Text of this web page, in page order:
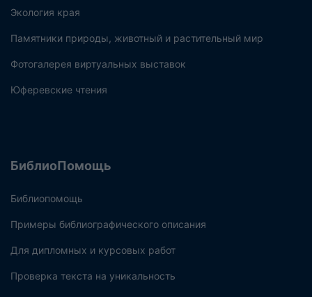
Экология края
Памятники природы, животный и растительный мир
Фотогалерея виртуальных выставок
Юферевские чтения
БиблиоПомощь
Библиопомощь
Примеры библиографического описания
Для дипломных и курсовых работ
Проверка текста на уникальность